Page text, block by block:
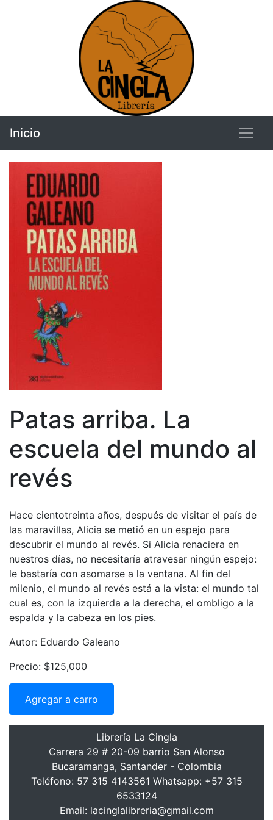
Inicio
Patas arriba. La
escuela del mundo al
revés
Hace cientotreinta años, después de visitar el país de
las maravillas, Alicia se metió en un espejo para
descubrir el mundo al revés. Si Alicia renaciera en
nuestros días, no necesitaría atravesar ningún espejo:
le bastaría con asomarse a la ventana. Al fin del
milenio, el mundo al revés está a la vista: el mundo tal
cual es, con la izquierda a la derecha, el ombligo a la
espalda y la cabeza en los pies.
Autor: Eduardo Galeano
Precio: $125,000
Agregar a carro
Librería La Cingla
Carrera 29 # 20-09 barrio San Alonso
Bucaramanga, Santander - Colombia
Teléfono: 57 315 4143561 Whatsapp: +57 315
6533124
Email: lacinglalibreria@gmail.com